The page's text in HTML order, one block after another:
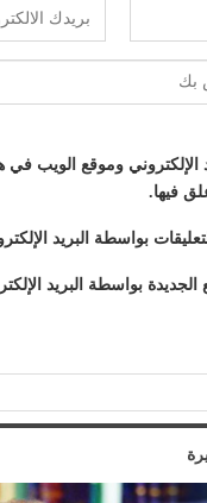
وموقع الويب في
فيها.
بواسطة البريد
الجديدة بواسطة البريد